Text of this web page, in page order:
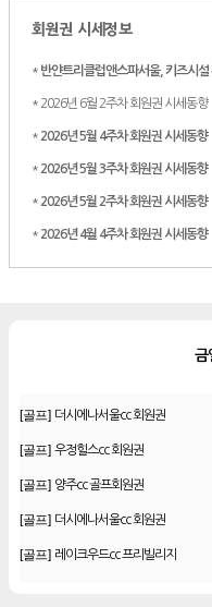
회원권 시세정보
* 반얀트리클럽앤스파서울, 키즈시설
* 2026년 6월 2주차 회원권 시세동향
* 2026년 5월 4주차 회원권 시세동향
* 2026년 5월 3주차 회원권 시세동향
* 2026년 5월 2주차 회원권 시세동향
* 2026년 4월 4주차 회원권 시세동향
금
[골프] 더시에나서울cc 회원권
[골프] 우정힐스cc 회원권
[골프] 양주cc 골프회원권
[골프] 더시에나서울cc 회원권
[골프] 레이크우드cc 프리빌리지